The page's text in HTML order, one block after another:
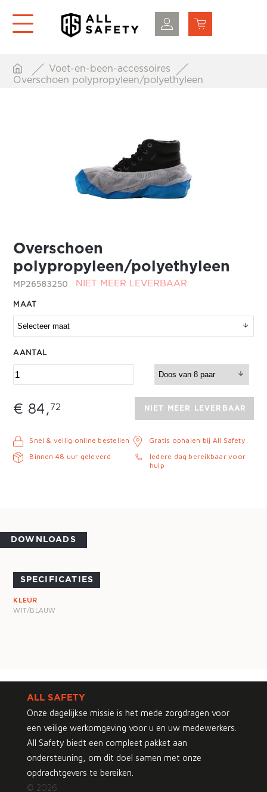
Voet-en-been-accessoires
Overschoen polypropyleen/polyethyleen
Overschoen
polypropyleen/polyethyleen
MP26583250 NIET MEER LEVERBAAR
MAAT
AANTAL
€ 84,72 NIET MEER LEVERBAAR
Snel & veilig online bestellen
Binnen 48 uur geleverd
Gratis ophalen bij All Safety
Iedere dag bereikbaar voor
hulp
DOWNLOADS
SPECIFICATIES
KLEUR
WIT/BLAUW
ALL SAFETY
Onze dagelijkse missie is het mede zorgdragen voor
een veilige werkomgeving voor u en uw medewerkers.
All Safety biedt een compleet pakket aan
ondersteuning, om dit doel samen met onze
opdrachtgevers te bereiken.
© 2026